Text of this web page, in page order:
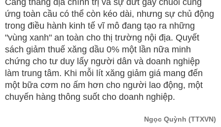
ứng toàn cầu có thể còn kéo dài, nhưng sự chủ động
trong điều hành kinh tế vĩ mô đang tạo ra những
"vùng xanh" an toàn cho thị trường nội địa. Quyết
sách giảm thuế xăng dầu 0% một lần nữa minh
chứng cho tư duy lấy người dân và doanh nghiệp
làm trung tâm. Khi mỗi lít xăng giảm giá mang đến
một bữa cơm no ấm hơn cho người lao động, một
chuyến hàng thông suốt cho doanh nghiệp.
Ngọc Quỳnh (TTXVN)